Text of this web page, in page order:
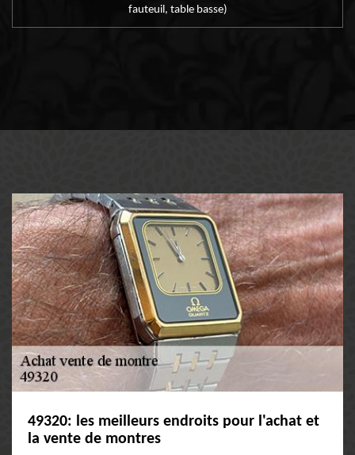
fauteuil, table basse)
49320: les meilleurs endroits pour l'achat et
la vente de montres